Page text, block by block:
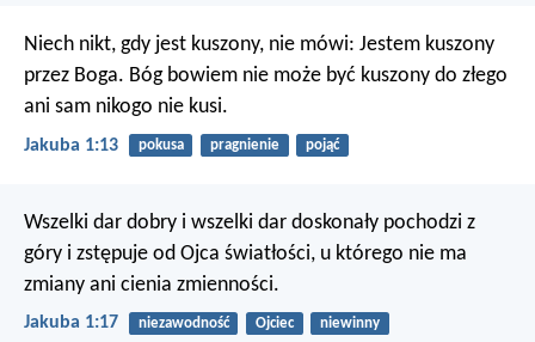
Niech nikt, gdy jest kuszony, nie mówi: Jestem kuszony
przez Boga. Bóg bowiem nie może być kuszony do złego
ani sam nikogo nie kusi.
Jakuba 1:13 pokusa pragnienie pojąć
Wszelki dar dobry i wszelki dar doskonały pochodzi z
góry i zstępuje od Ojca światłości, u którego nie ma
zmiany ani cienia zmienności.
Jakuba 1:17 niezawodność Ojciec niewinny